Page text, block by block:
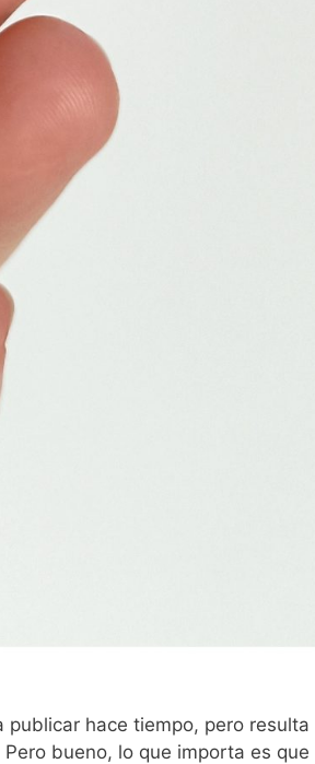
hace tiempo, pero resulta
bueno, lo que importa es que